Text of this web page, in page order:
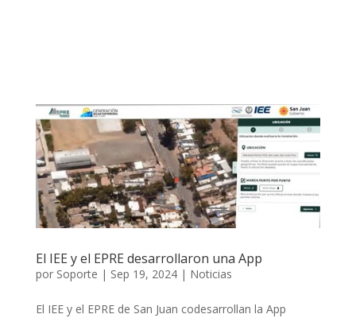
El IEE y el EPRE desarrollaron una App
por Soporte | Sep 19, 2024| Noticias
El IEE y el EPRE de San Juan codesarrollan la App